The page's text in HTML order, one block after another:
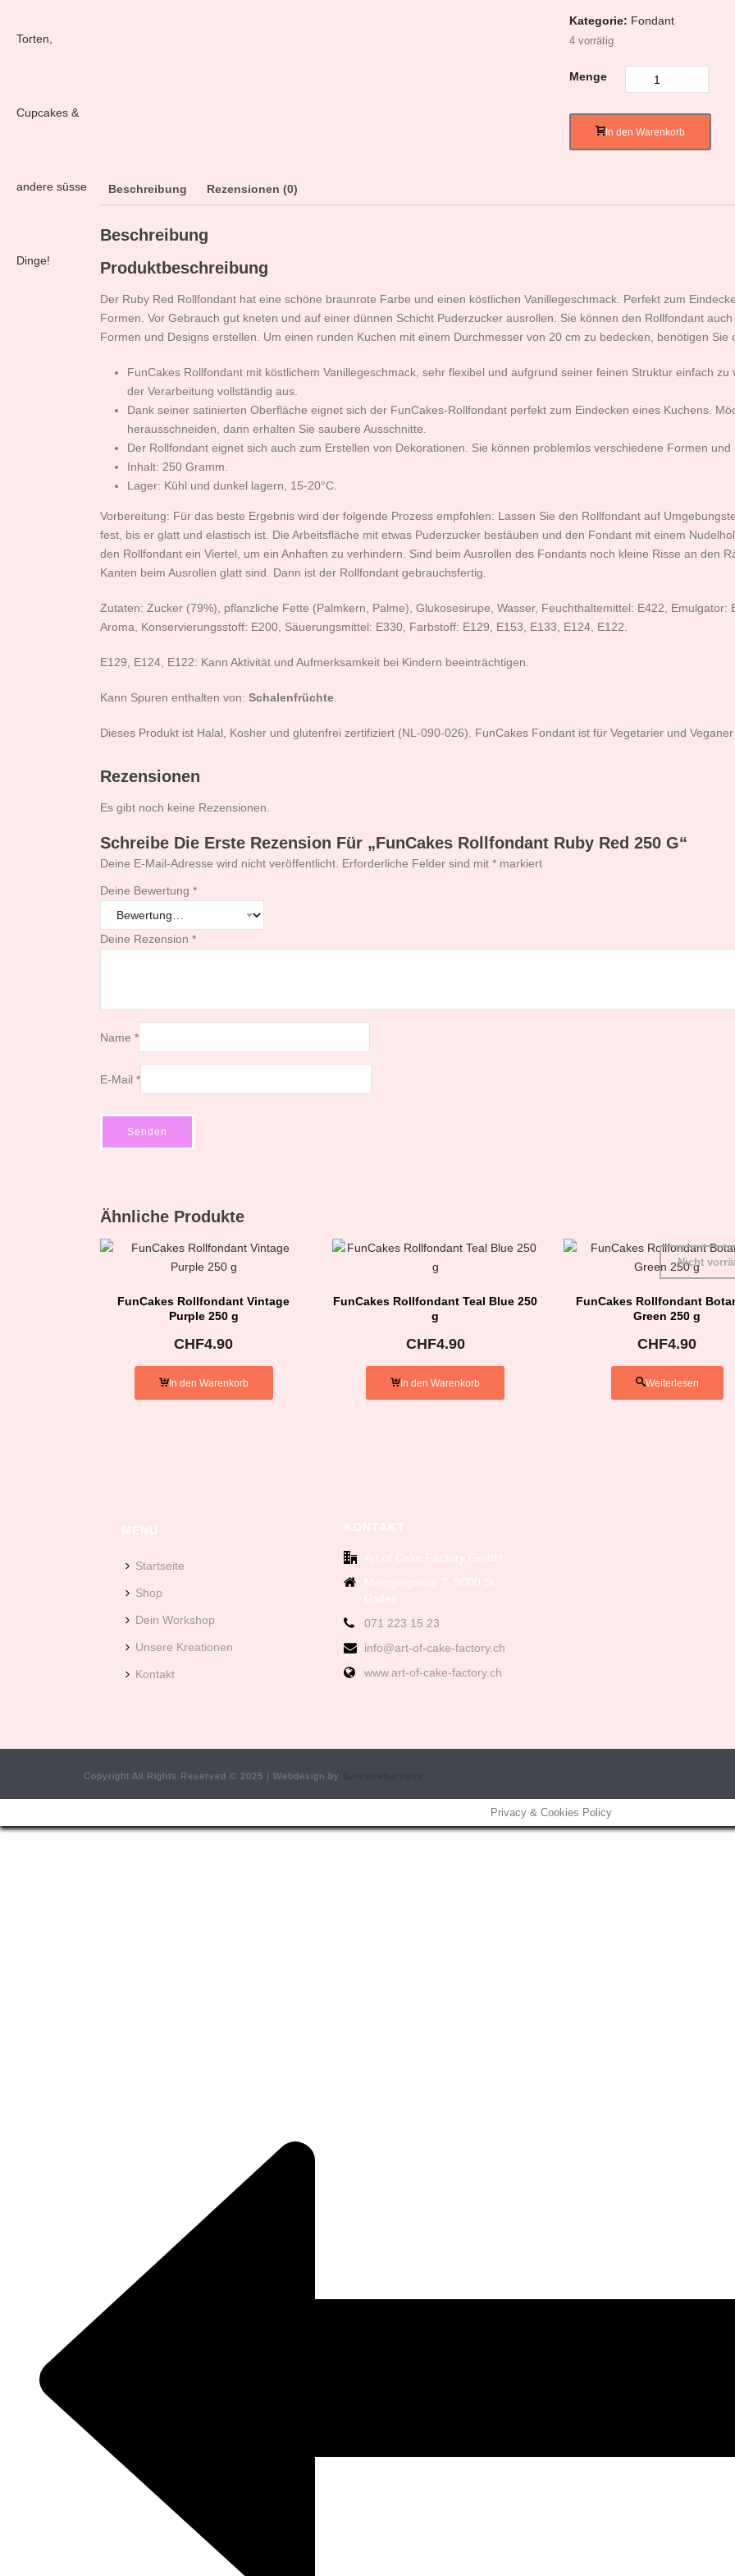
Kategorie: Fondant
4 vorrätig
Menge
In den Warenkorb
Beschreibung Rezensionen (0)
Beschreibung
Produktbeschreibung
Der Ruby Red Rollfondant hat eine schöne braunrote Farbe und einen köstlichen Vanillegeschmack. Perfekt zum
Formen. Vor Gebrauch gut kneten und auf einer dünnen Schicht Puderzucker ausrollen. Sie können den Rollfondant
Formen und Designs erstellen. Um einen runden Kuchen mit einem Durchmesser von 20 cm zu bedecken, benötigen Sie
FunCakes Rollfondant mit köstlichem Vanillegeschmack, sehr flexibel und aufgrund seiner feinen Struktur einfach
der Verarbeitung vollständig aus.
Dank seiner satinierten Oberfläche eignet sich der FunCakes-Rollfondant perfekt zum Eindecken eines Kuchens.
herausschneiden, dann erhalten Sie saubere Ausschnitte.
Der Rollfondant eignet sich auch zum Erstellen von Dekorationen. Sie können problemlos verschiedene Formen und
Inhalt: 250 Gramm.
Lager: Kühl und dunkel lagern, 15-20°C.
Vorbereitung: Für das beste Ergebnis wird der folgende Prozess empfohlen: Lassen Sie den Rollfondant auf
fest, bis er glatt und elastisch ist. Die Arbeitsfläche mit etwas Puderzucker bestäuben und den Fondant mit einem
den Rollfondant ein Viertel, um ein Anhaften zu verhindern. Sind beim Ausrollen des Fondants noch kleine Risse an den
Kanten beim Ausrollen glatt sind. Dann ist der Rollfondant gebrauchsfertig.
Zutaten: Zucker (79%), pflanzliche Fette (Palmkern, Palme), Glukosesirupe, Wasser, Feuchthaltemittel: E422, Emulgator:
Aroma, Konservierungsstoff: E200, Säuerungsmittel: E330, Farbstoff: E129, E153, E133, E124, E122.
E129, E124, E122: Kann Aktivität und Aufmerksamkeit bei Kindern beeinträchtigen.
Kann Spuren enthalten von: Schalenfrüchte
Dieses Produkt ist Halal, Kosher und glutenfrei zertifiziert (NL-090-026). FunCakes Fondant ist für Vegetarier und Veganer
Rezensionen
Es gibt noch keine Rezensionen.
Schreibe Die Erste Rezension Für „FunCakes Rollfondant Ruby Red 250 G“
Deine E-Mail-Adresse wird nicht veröffentlicht. Erforderliche Felder sind mit * markiert
Deine Bewertung *
Deine Rezension *
Name *
E-Mail *
Ähnliche Produkte
FunCakes Rollfondant Vintage
Purple 250 g
CHF4.90
In den Warenkorb
FunCakes Rollfondant Teal Blue 250
g
CHF4.90
In den Warenkorb
FunCakes Rollfondant
Green 250 g
Nicht
CHF4.90
Weiterlesen
Startseite
Shop
Dein Workshop
Unsere Kreationen
Kontakt
071 223 15 23
info@art-of-cake-factory.ch
www.art-of-cake-factory.ch
Copyright All Rights Reserved © 2025 | Webdesign by Swisswebartistry
Privacy & Cookies Policy